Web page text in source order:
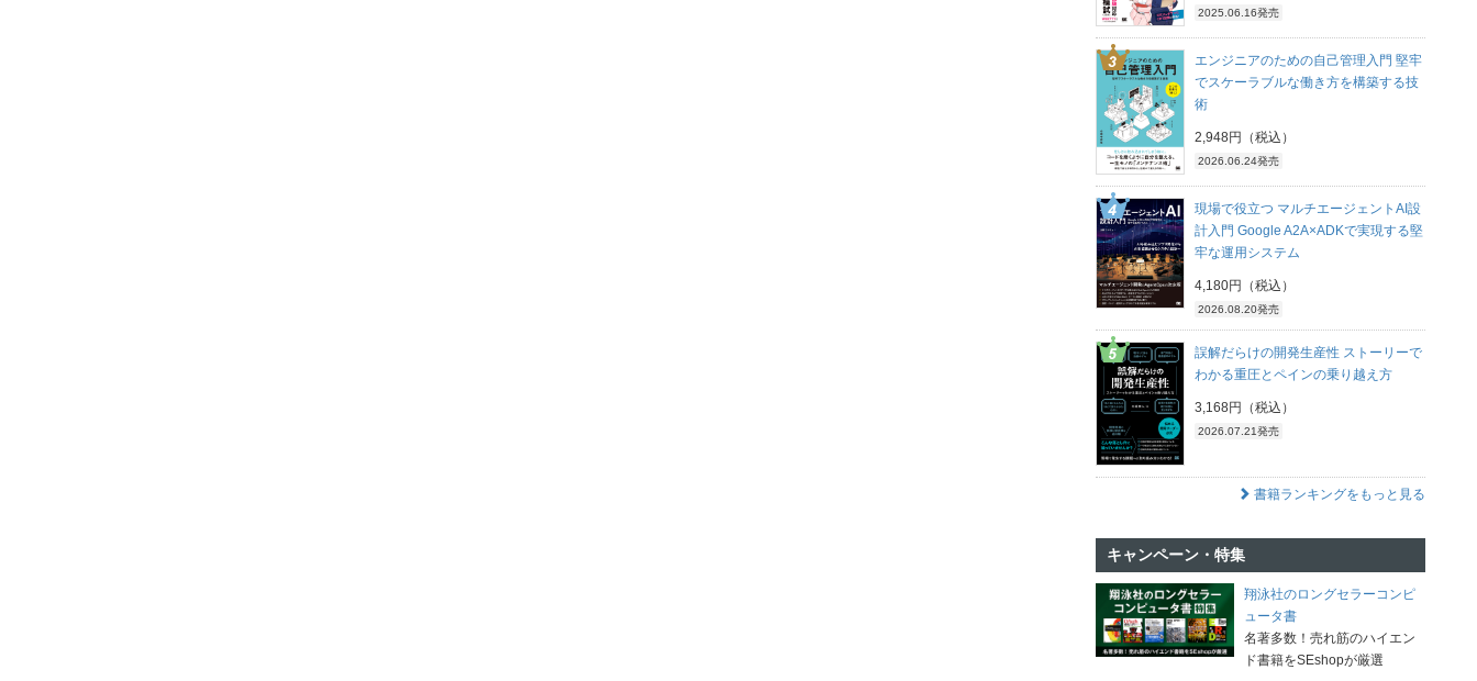
2025.06.16発売
エンジニアのための自己管理入門 堅牢
でスケーラブルな働き方を構築する技
術
2,948円（税込）
2026.06.24発売
現場で役立つ マルチエージェントAI設
計入門 Google A2A×ADKで実現する堅
牢な運用システム
4,180円（税込）
2026.08.20発売
誤解だらけの開発生産性 ストーリーで
わかる重圧とペインの乗り越え方
3,168円（税込）
2026.07.21発売
書籍ランキングをもっと見る
キャンペーン・特集
翔泳社のロングセラーコンピ
ュータ書
名著多数！売れ筋のハイエン
ド書籍をSEshopが厳選